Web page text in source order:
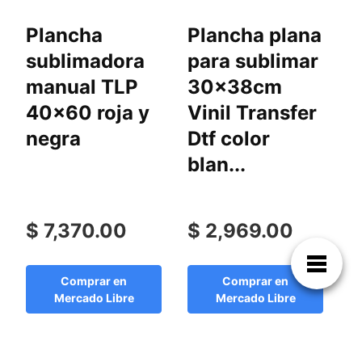
Plancha
sublimadora
manual TLP
40x60 roja y
negra
$ 7,370.00
Comprar en
Mercado Libre
Plancha plana
para sublimar
30x38cm
Vinil Transfer
Dtf color
blan...
$ 2,969.00
Comprar en
Mercado Libre